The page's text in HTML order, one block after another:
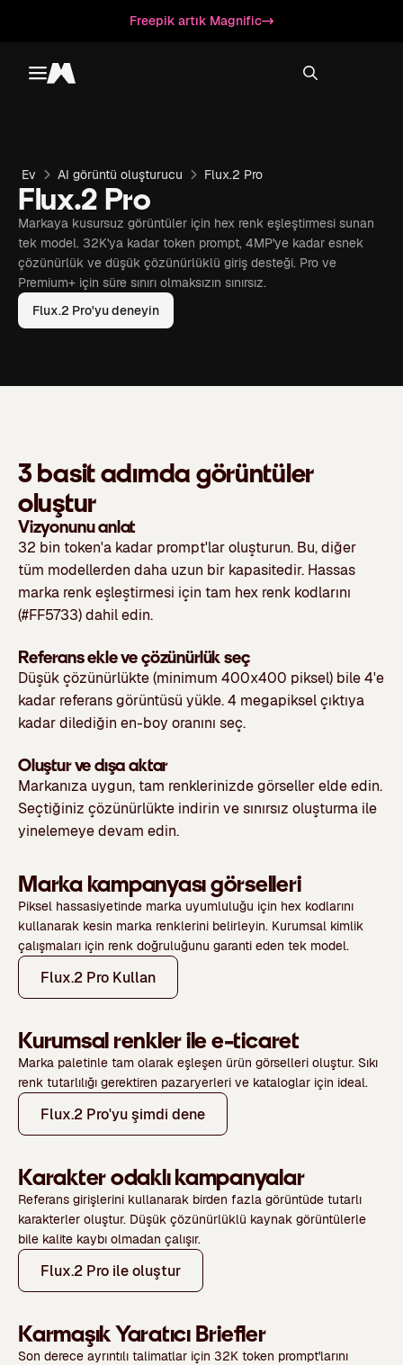
Freepik artık Magnific
Toggle menu
Magnific
Ev AI görüntü oluşturucu Flux.2 Pro
Flux.2 Pro
Markaya kusursuz görüntüler için hex renk eşleştirmesi sunan
tek model. 32K'ya kadar token prompt, 4MP'ye kadar esnek
çözünürlük ve düşük çözünürlüklü giriş desteği. Pro ve
Premium+ için süre sınırı olmaksızın sınırsız.
Flux.2 Pro'yu deneyin
3 basit adımda görüntüler
oluştur
Vizyonunu anlat
32 bin token'a kadar prompt'lar oluşturun. Bu, diğer
tüm modellerden daha uzun bir kapasitedir. Hassas
marka renk eşleştirmesi için tam hex renk kodlarını
(#FF5733) dahil edin.
Referans ekle ve çözünürlük seç
Düşük çözünürlükte (minimum 400x400 piksel) bile 4'e
kadar referans görüntüsü yükle. 4 megapiksel çıktıya
kadar dilediğin en-boy oranını seç.
Oluştur ve dışa aktar
Markanıza uygun, tam renklerinizde görseller elde edin.
Seçtiğiniz çözünürlükte indirin ve sınırsız oluşturma ile
yinelemeye devam edin.
Marka kampanyası görselleri
Piksel hassasiyetinde marka uyumluluğu için hex kodlarını
kullanarak kesin marka renklerini belirleyin. Kurumsal kimlik
çalışmaları için renk doğruluğunu garanti eden tek model.
Flux.2 Pro Kullan
Kurumsal renkler ile e-ticaret
Marka paletinle tam olarak eşleşen ürün görselleri oluştur. Sıkı
renk tutarlılığı gerektiren pazaryerleri ve kataloglar için ideal.
Flux.2 Pro'yu şimdi dene
Karakter odaklı kampanyalar
Referans girişlerini kullanarak birden fazla görüntüde tutarlı
karakterler oluştur. Düşük çözünürlüklü kaynak görüntülerle
bile kalite kaybı olmadan çalışır.
Flux.2 Pro ile oluştur
Karmaşık Yaratıcı Briefler
Son derece ayrıntılı talimatlar için 32K token prompt'larını